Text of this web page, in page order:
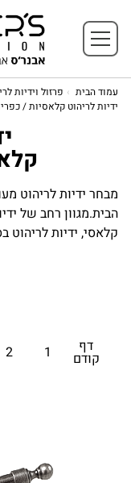
עמוד הבית פרזול וידיות
ידיות לריהוט קלאסיות /
מבחר ידיות לריהוט
הבית.מגוון רחב של
קלאסי, ידיות לריהוט
ידיות מעוצבות
עיצוב הידיות מוקפד
עדכני על פי סטנדרט
ידיות פליז, ידיות
ואלומיניום ועוד. כמו
במבחר רחב של מידות
היותן פרקטיות –
דף
קודם 1
2